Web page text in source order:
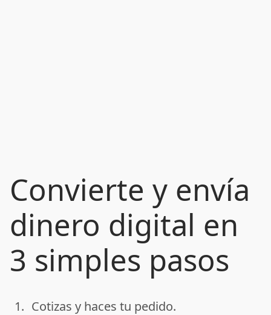
Convierte y envía
dinero digital en
3 simples pasos
done
1. Cotizas y haces tu pedido.